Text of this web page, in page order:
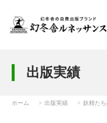
出版実績
ホーム 出版実績 妖精た